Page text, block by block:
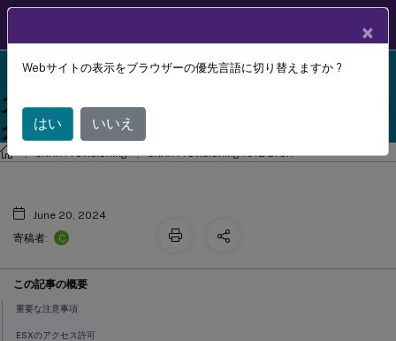
Citrix Provisioning 1912 LTSR reached end-of-life on
a newer version of Citrix Provisioning.
Citrix Provisioning Citrix Provisioning 1912 LTSR
Citrix Virtual Apps and Desktopsイン
ストールウィザードを使用して仮想デス
クトップを仮想マシンに展開する
June 20, 2024
寄稿者:
C
この記事の概要
重要な注意事項
ESXのアクセス許可
×
Webサイトの表示をブラウザーの優先言語に切り替えますか ?
はい いいえ